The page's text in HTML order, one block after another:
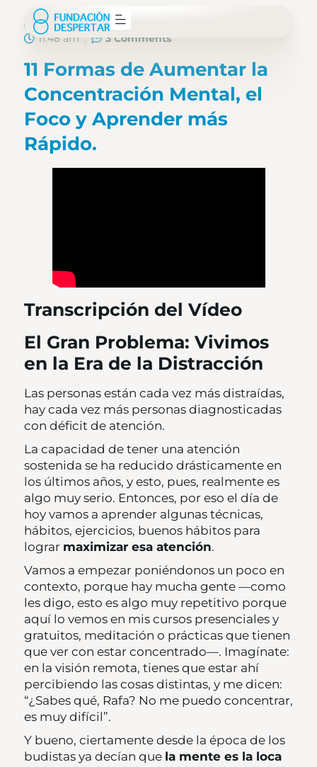
Fundación Despertar
11:48 am
3 Comments
11 Formas de Aumentar la
Concentración Mental, el
Foco y Aprender más
Rápido.
Transcripción del Vídeo
El Gran Problema: Vivimos
en la Era de la Distracción
Las personas están cada vez más distraídas,
hay cada vez más personas diagnosticadas
con déficit de atención.
La capacidad de tener una atención
sostenida se ha reducido drásticamente en
los últimos años, y esto, pues, realmente es
algo muy serio. Entonces, por eso el día de
hoy vamos a aprender algunas técnicas,
hábitos, ejercicios, buenos hábitos para
lograr maximizar esa atención.
Vamos a empezar poniéndonos un poco en
contexto, porque hay mucha gente —como
les digo, esto es algo muy repetitivo porque
aquí lo vemos en mis cursos presenciales y
gratuitos, meditación o prácticas que tienen
que ver con estar concentrado—. Imagínate:
en la visión remota, tienes que estar ahí
percibiendo las cosas distintas, y me dicen:
“¿Sabes qué, Rafa? No me puedo concentrar,
es muy difícil”.
Y bueno, ciertamente desde la época de los
budistas ya decían que la mente es la loca